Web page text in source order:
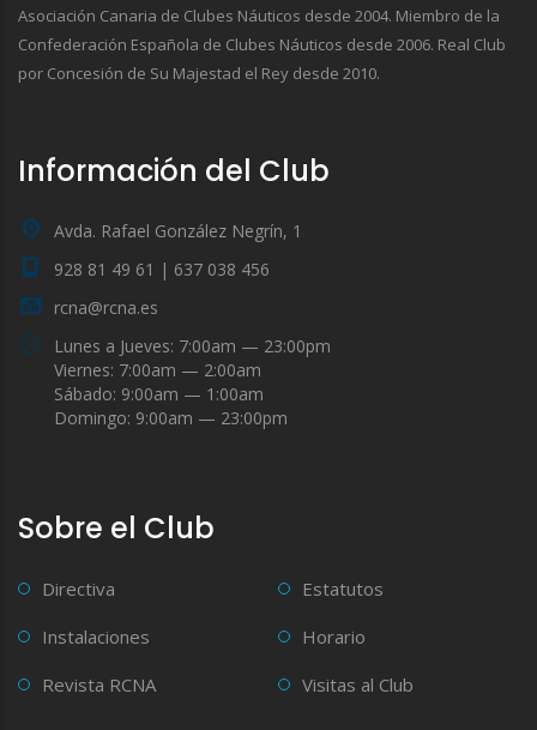
Asociación Canaria de Clubes Náuticos desde 2004. Miembro de la
Confederación Española de Clubes Náuticos desde 2006. Real Club
por Concesión de Su Majestad el Rey desde 2010.
Información del Club
Avda. Rafael González Negrín, 1
928 81 49 61 | 637 038 456
rcna@rcna.es
Lunes a Jueves: 7:00am — 23:00pm
Viernes: 7:00am — 2:00am
Sábado: 9:00am — 1:00am
Domingo: 9:00am — 23:00pm
Sobre el Club
Directiva
Estatutos
Instalaciones
Horario
Revista RCNA
Visitas al Club